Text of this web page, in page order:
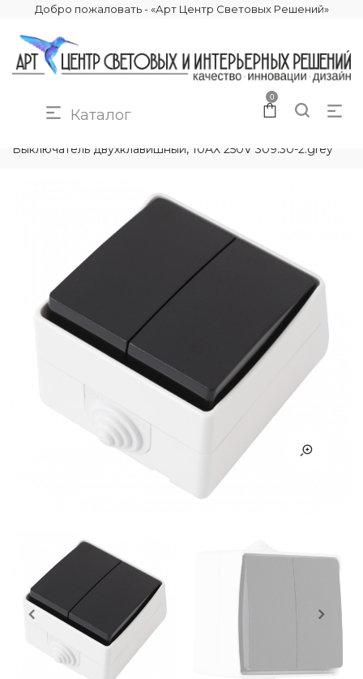
Добро пожаловать - «Арт Центр Световых Решений»
Каталог
0
Выключатель двухклавишный, 10AX 250V 309.30-2.grey